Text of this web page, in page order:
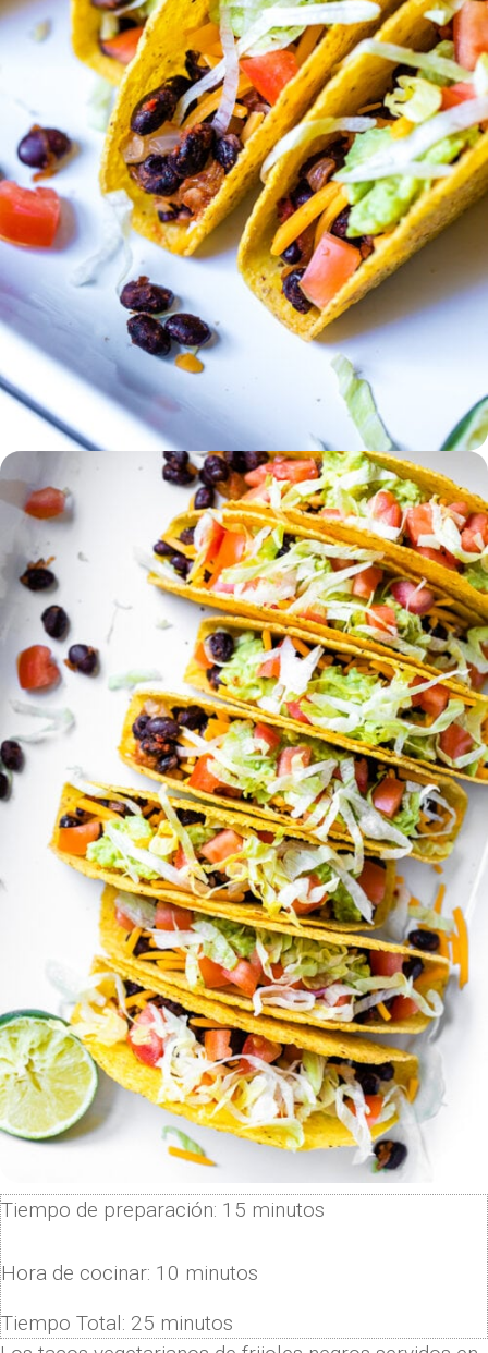
Tiempo de preparación: 15 minutos
Hora de cocinar: 10 minutos
Tiempo Total: 25 minutos